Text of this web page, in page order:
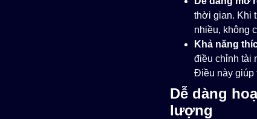
thời gian. Khi
nhiều, không
Khả năng
điều chỉnh tài
Điều này giúp
Dễ dàng
lượng